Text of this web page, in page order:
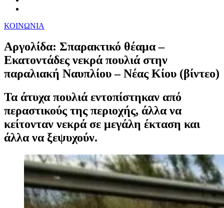
ΚΟΙΝΩΝΙΑ
Αργολίδα: Σπαρακτικό θέαμα –
Εκατοντάδες νεκρά πουλιά στην
παραλιακή Ναυπλίου – Νέας Κίου (βίντεο)
Τα άτυχα πουλιά εντοπίστηκαν από
περαστικούς της περιοχής, άλλα να
κείτονταν νεκρά σε μεγάλη έκταση και
άλλα να ξεψυχούν.